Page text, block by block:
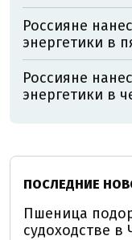
Россияне
энергетики в
Россияне
энергетики в
ПОСЛЕДНИЕ
Пшеница
судоходстве